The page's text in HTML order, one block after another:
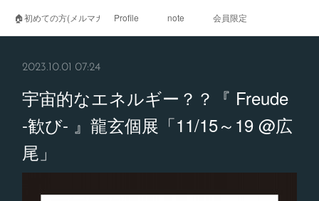
🏠初めての方(メルマガ登録)Profile note 会員限定
2023.10.01 07:24
宇宙的なエネルギー？？『 Freude
-歓び- 』龍玄個展「11/15～19 @広
尾」